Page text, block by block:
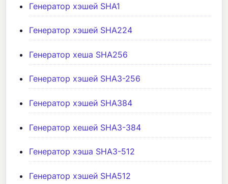
Генератор хэшей SHA1
Генератор хэшей SHA224
Генератор хеша SHA256
Генератор хэшей SHA3-256
Генератор хэшей SHA384
Генератор хешей SHA3-384
Генератор хэша SHA3-512
Генератор хэшей SHA512